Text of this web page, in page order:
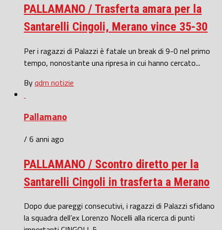
PALLAMANO / Trasferta amara per la
Santarelli Cingoli, Merano vince 35-30
Per i ragazzi di Palazzi è fatale un break di 9-0 nel primo
tempo, nonostante una ripresa in cui hanno cercato...
Byqdm notizie
Pallamano
/ 6 anni ago
PALLAMANO / Scontro diretto per la
Santarelli Cingoli in trasferta a Merano
Dopo due pareggi consecutivi, i ragazzi di Palazzi sfidano
la squadra dell’ex Lorenzo Nocelli alla ricerca di punti